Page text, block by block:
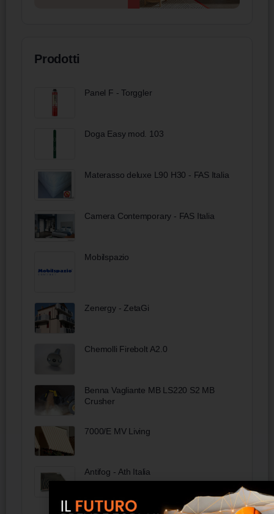
Prodotti
Panel F - Torggler
Doga Easy mod. 103
Materasso deluxe L90 H30 - FAS Italia
Camera Contemporary - FAS Italia
Mobilspazio
Zenergy - ZetaGi
Chemolli Firebolt A2.0
Benna Vagliante MB LS220 S2 MB
Crusher
7000/E MV Living
Antifog - Ath Italia